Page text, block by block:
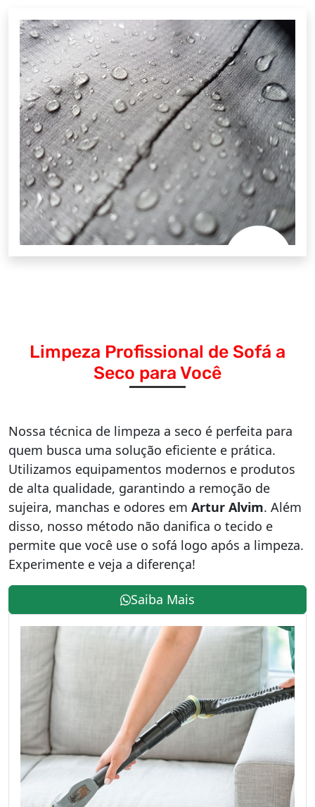
Limpeza Profissional de Sofá a
Seco para Você
Nossa técnica de limpeza a seco é perfeita para
quem busca uma solução eficiente e prática.
Utilizamos equipamentos modernos e produtos
de alta qualidade, garantindo a remoção de
sujeira, manchas e odores em Artur Alvim. Além
disso, nosso método não danifica o tecido e
permite que você use o sofá logo após a limpeza.
Experimente e veja a diferença!
Saiba Mais